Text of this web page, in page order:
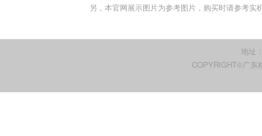
另，本官网展示图片为参考图片，购买时请参考
地址
COPYRIGHT©广东